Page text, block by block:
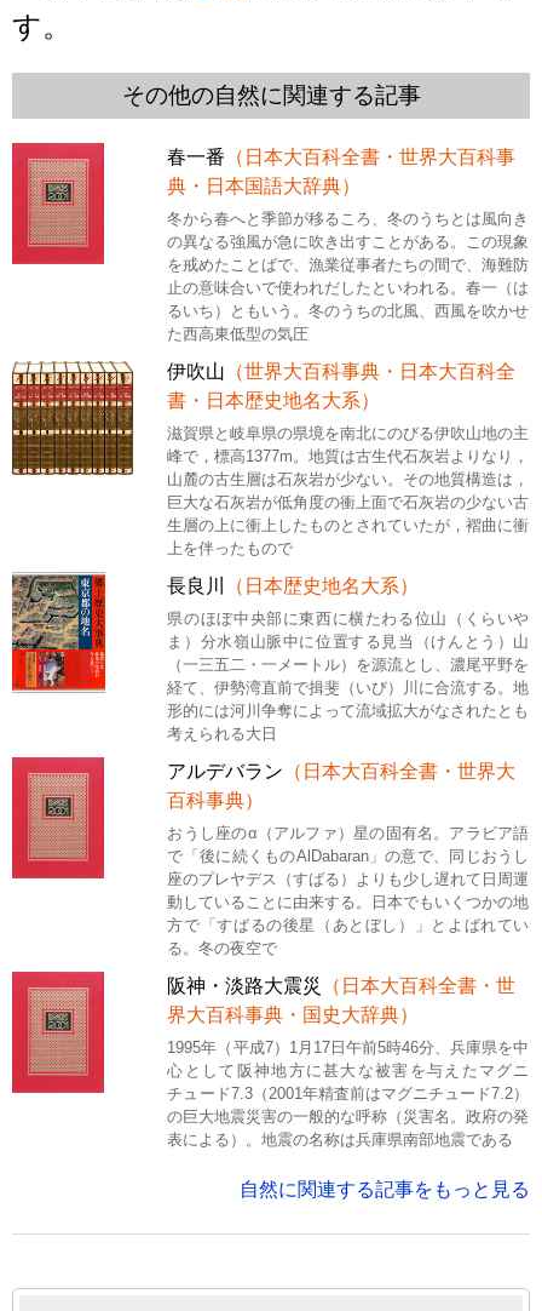
す。
その他の自然に関連する記事
春一番 （日本大百科全書・世界大百科事
典・日本国語大辞典）
冬から春へと季節が移るころ、冬のうちとは風向き
の異なる強風が急に吹き出すことがある。この現象
を戒めたことばで、漁業従事者たちの間で、海難防
止の意味合いで使われだしたといわれる。春一（は
るいち）ともいう。冬のうちの北風、西風を吹かせ
た西高東低型の気圧
伊吹山 （世界大百科事典・日本大百科全
書・日本歴史地名大系）
滋賀県と岐阜県の県境を南北にのびる伊吹山地の主
峰で，標高1377m。地質は古生代石灰岩よりなり，
山麓の古生層は石灰岩が少ない。その地質構造は，
巨大な石灰岩が低角度の衝上面で石灰岩の少ない古
生層の上に衝上したものとされていたが，褶曲に衝
上を伴ったもので
長良川 （日本歴史地名大系）
県のほぼ中央部に東西に横たわる位山（くらいや
ま）分水嶺山脈中に位置する見当（けんとう）山
（一三五二・一メートル）を源流とし、濃尾平野を
経て、伊勢湾直前で揖斐（いび）川に合流する。地
形的には河川争奪によって流域拡大がなされたとも
考えられる大日
アルデバラン （日本大百科全書・世界大
百科事典）
おうし座のα（アルファ）星の固有名。アラビア語
で「後に続くものAlDabaran」の意で、同じおうし
座のプレヤデス（すばる）よりも少し遅れて日周運
動していることに由来する。日本でもいくつかの地
方で「すばるの後星（あとぼし）」とよばれてい
る。冬の夜空で
阪神・淡路大震災
（日本大百科全書・世
界大百科事典・国史大辞典）
1995年（平成7）1月17日午前5時46分、兵庫県を中
心として阪神地方に甚大な被害を与えたマグニ
チュード7.3（2001年精査前はマグニチュード7.2）
の巨大地震災害の一般的な呼称（災害名。政府の発
表による）。地震の名称は兵庫県南部地震である
自然に関連する記事をもっと見る